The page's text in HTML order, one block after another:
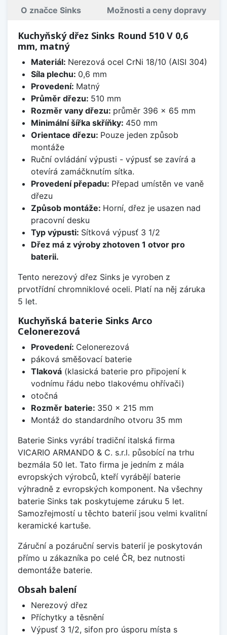
O značce Sinks Možnosti a ceny dopravy
Kuchyňský dřez Sinks Round 510 V 0,6
mm, matný
Materiál: Nerezová ocel CrNi 18/10 (AISI 304)
Síla plechu: 0,6 mm
Provedení: Matný
Průměr dřezu: 510 mm
Rozměr vany dřezu: průměr 396 x 65 mm
Minimální šířka skříňky: 450 mm
Orientace dřezu: Pouze jeden způsob
montáže
Ruční ovládání výpusti - výpusť se zavírá a
otevírá zamáčknutím sítka.
Provedení přepadu: Přepad umístěn ve vaně
dřezu
Způsob montáže: Horní, dřez je usazen nad
pracovní desku
Typ výpusti: Sítková výpusť 3 1/2
Dřez má z výroby zhotoven 1 otvor pro
baterii.
Tento nerezový dřez Sinks je vyroben z
prvotřídní chromniklové oceli. Platí na něj záruka
5 let.
Kuchyňská baterie Sinks Arco
Celonerezová
Provedení: Celonerezová
páková směšovací baterie
Tlaková(klasická baterie pro připojení k
vodnímu řádu nebo tlakovému ohřívači)
otočná
Rozměr baterie: 350 x 215 mm
Montáž do standardního otvoru 35 mm
Baterie Sinks vyrábí tradiční italská firma
VICARIO ARMANDO & C. s.r.l. působící na trhu
bezmála 50 let. Tato firma je jedním z mála
evropských výrobců, kteří vyrábějí baterie
výhradně z evropských komponent. Na všechny
baterie Sinks tak poskytujeme záruku 5 let.
Samozřejmostí u těchto baterií jsou velmi kvalitní
keramické kartuše.
Záruční a pozáruční servis baterií je poskytován
přímo u zákazníka po celé ČR, bez nutnosti
demontáže baterie.
Obsah balení
Nerezový dřez
Příchytky a těsnění
Výpusť 3 1/2, sifon pro úsporu místa s